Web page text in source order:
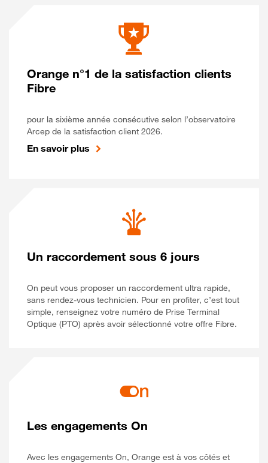
Orange n°1 de la satisfaction clients
Fibre
pour la sixième année consécutive selon l’observatoire
Arcep de la satisfaction client 2026.
En savoir plus
Un raccordement sous 6 jours
On peut vous proposer un raccordement ultra rapide,
sans rendez-vous technicien. Pour en profiter, c’est tout
simple, renseignez votre numéro de Prise Terminal
Optique (PTO) après avoir sélectionné votre offre Fibre.
Les engagements On
Avec les engagements On, Orange est à vos côtés et